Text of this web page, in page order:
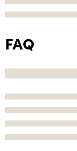
FAQ